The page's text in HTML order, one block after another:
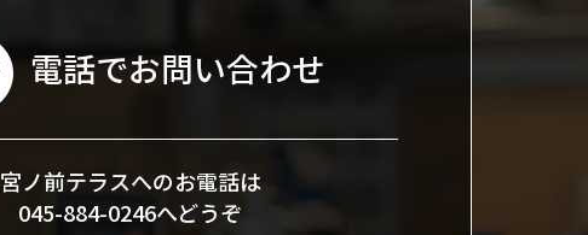
電話でお問い合わせ
宮ノ前テラスへのお電話は
045-884-0246へどうぞ